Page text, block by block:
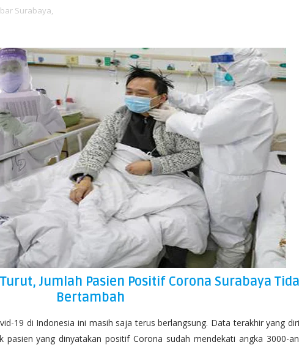
Surabaya,
Jumlah Pasien Positif Corona Surabaya
Bertambah
19 di Indonesia ini masih saja terus berlangsung. Data terakhir yang
pasien yang dinyatakan positif Corona sudah mendekati angka 3000-